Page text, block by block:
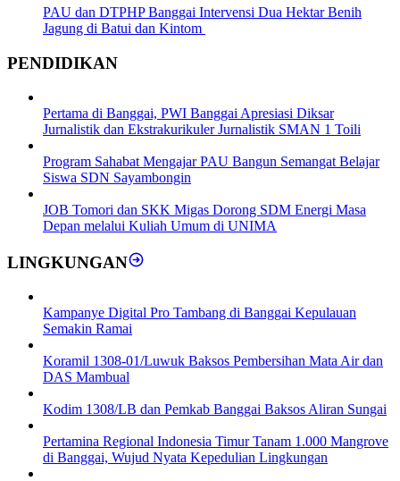
PAU dan DTPHP Banggai Intervensi Dua Hektar Benih
Jagung di Batui dan Kintom
PENDIDIKAN
Pertama di Banggai, PWI Banggai Apresiasi Diksar
Jurnalistik dan Ekstrakurikuler Jurnalistik SMAN 1 Toili
Program Sahabat Mengajar PAU Bangun Semangat Belajar
Siswa SDN Sayambongin
JOB Tomori dan SKK Migas Dorong SDM Energi Masa
Depan melalui Kuliah Umum di UNIMA
LINGKUNGAN
Kampanye Digital Pro Tambang di Banggai Kepulauan
Semakin Ramai
Koramil 1308-01/Luwuk Baksos Pembersihan Mata Air dan
DAS Mambual
Kodim 1308/LB dan Pemkab Banggai Baksos Aliran Sungai
Pertamina Regional Indonesia Timur Tanam 1.000 Mangrove
di Banggai, Wujud Nyata Kepedulian Lingkungan